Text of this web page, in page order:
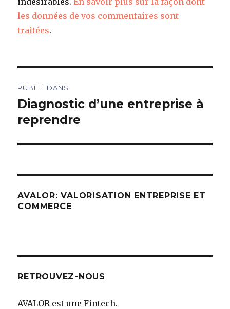
les données de vos commentaires sont
traitées.
de
l’article
PUBLIÉ DANS
Diagnostic d’une entreprise à
reprendre
AVALOR: VALORISATION ENTREPRISE ET
COMMERCE
RETROUVEZ-NOUS
AVALOR est une Fintech.